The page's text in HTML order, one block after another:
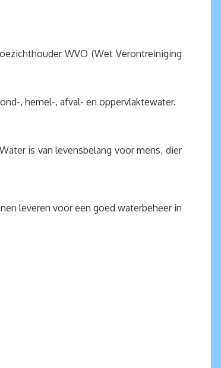
WVO (Wet Verontreiniging
, hemel-, afval- en oppervlaktewater.
is van levensbelang voor mens, dier
leveren voor een goed waterbeheer in